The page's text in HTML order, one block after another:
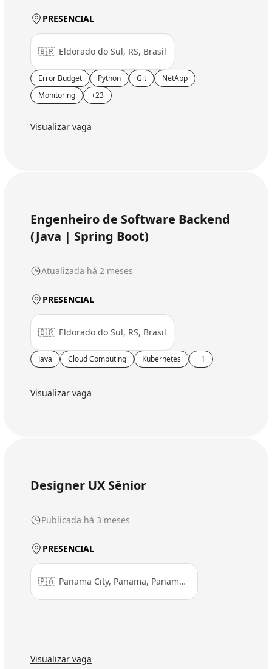
PRESENCIAL
🇧🇷 Eldorado do Sul, RS, Brasil
Error Budget Python Git
NetApp
Monitoring
+23
Visualizar vaga
Engenheiro de Software Backend
(Java | Spring Boot)
Atualizada há 2 meses
PRESENCIAL
🇧🇷 Eldorado do Sul, RS, Brasil
Java Cloud Computing Kubernetes +1
Visualizar vaga
Designer UX Sênior
Publicada há 3 meses
PRESENCIAL
🇵🇦 Panama City, Panama, Panamá Province, Panamá
Visualizar vaga